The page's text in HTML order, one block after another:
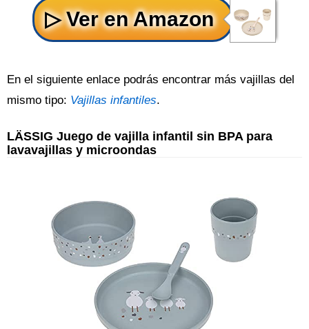
En el siguiente enlace podrás encontrar más vajillas del
mismo tipo: Vajillas infantiles.
LÄSSIG Juego de vajilla infantil sin BPA para
lavavajillas y microondas